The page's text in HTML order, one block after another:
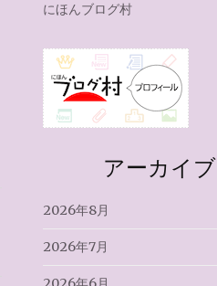
にほんブログ村
アーカイブ
2026年8月
2026年7月